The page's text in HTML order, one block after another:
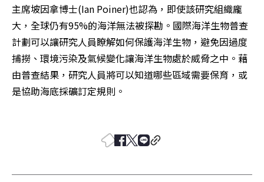
主席坡因拿博士(Ian Poiner)也認為，即使該研究組織龐
大，全球仍有95%的海洋無法被探勘。國際海洋生物普查
計劃可以讓研究人員瞭解如何保護海洋生物，避免因過度
捕撈、環境污染及氣候變化讓海洋生物處於威脅之中。藉
由普查結果，研究人員將可以知道哪些區域需要保育，或
是協助海底採礦訂定規則。